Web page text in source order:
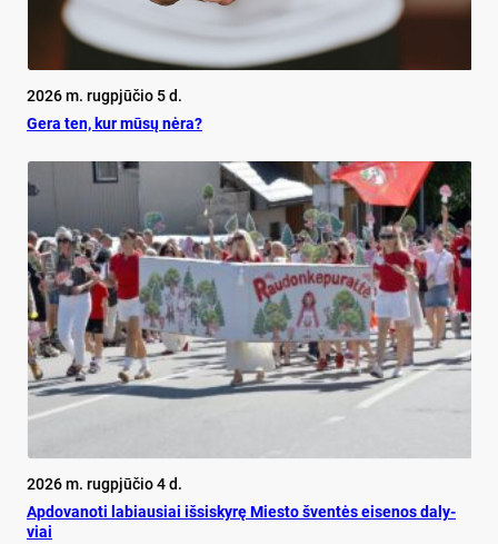
2026 m. rugpjūčio 5 d.
Ge­ra ten, kur mū­sų nė­ra?
2026 m. rugpjūčio 4 d.
Ap­do­va­no­ti la­biau­siai iš­si­sky­rę Mies­to šven­tės ei­se­nos da­ly­
viai